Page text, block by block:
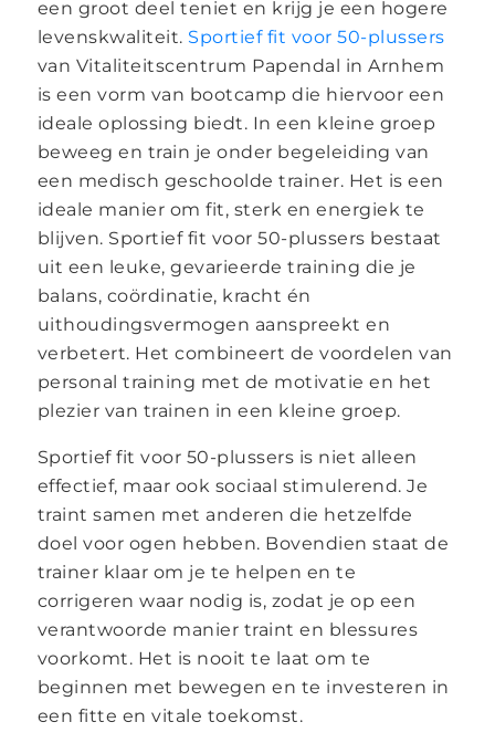
een groot deel teniet en krijg je een hogere
levenskwaliteit. Sportief fit voor 50-plussers
van Vitaliteitscentrum Papendal in Arnhem
is een vorm van bootcamp die hiervoor een
ideale oplossing biedt. In een kleine groep
beweeg en train je onder begeleiding van
een medisch geschoolde trainer. Het is een
ideale manier om fit, sterk en energiek te
blijven. Sportief fit voor 50-plussers bestaat
uit een leuke, gevarieerde training die je
balans, coördinatie, kracht én
uithoudingsvermogen aanspreekt en
verbetert. Het combineert de voordelen van
personal training met de motivatie en het
plezier van trainen in een kleine groep.
Sportief fit voor 50-plussers is niet alleen
effectief, maar ook sociaal stimulerend. Je
traint samen met anderen die hetzelfde
doel voor ogen hebben. Bovendien staat de
trainer klaar om je te helpen en te
corrigeren waar nodig is, zodat je op een
verantwoorde manier traint en blessures
voorkomt. Het is nooit te laat om te
beginnen met bewegen en te investeren in
een fitte en vitale toekomst.